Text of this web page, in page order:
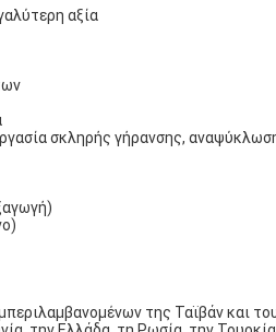
αξία
σκληρής γήρανσης,
της Ταϊβάν και